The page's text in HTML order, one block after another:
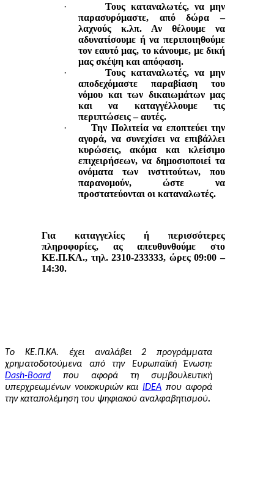
·
Τους καταναλωτές, να μην
παρασυρόμαστε, από δώρα –
λαχνούς κ.λπ. Αν θέλουμε να
αδυνατίσουμε ή να περιποιηθούμε
τον εαυτό μας, το κάνουμε, με δική
μας σκέψη και απόφαση.
·
Τους καταναλωτές, να μην
αποδεχόμαστε παραβίαση του
νόμου και των δικαιωμάτων μας
και να καταγγέλλουμε τις
περιπτώσεις – αυτές.
·
Την Πολιτεία να εποπτεύει την
αγορά, να συνεχίσει να επιβάλλει
κυρώσεις, ακόμα και κλείσιμο
επιχειρήσεων, να δημοσιοποιεί τα
ονόματα των ινστιτούτων, που
παρανομούν, ώστε να
προστατεύονται οι καταναλωτές.
Για καταγγελίες ή περισσότερες
πληροφορίες, ας απευθυνθούμε στο
ΚΕ.Π.ΚΑ., τηλ. 2310-233333, ώρες 09:00 –
14:30.
Τo ΚΕ.Π.ΚΑ. έχει αναλάβει 2 προγράμματα
χρηματοδοτούμενα από την Ευρωπαϊκή Ένωση:
Dash-Board που αφορά τη συμβουλευτική
υπερχρεωμένων νοικοκυριών και IDEA που αφορά
την καταπολέμηση του ψηφιακού αναλφαβητισμού.